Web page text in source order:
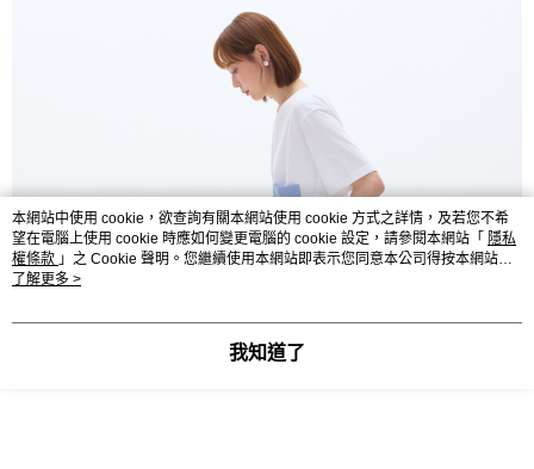
本網站中使用 cookie，欲查詢有關本網站使用 cookie 方式之詳情，及若您不希
望在電腦上使用 cookie 時應如何變更電腦的 cookie 設定，請參閱本網站「 隱私
權條款 」之 Cookie 聲明。您繼續使用本網站即表示您同意本公司得按本網站使
用條款之 Cookie 聲明使用 cookie。
了解更多 >
我知道了